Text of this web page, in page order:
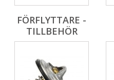
FÖRFLYTTARE -
TILLBEHÖR